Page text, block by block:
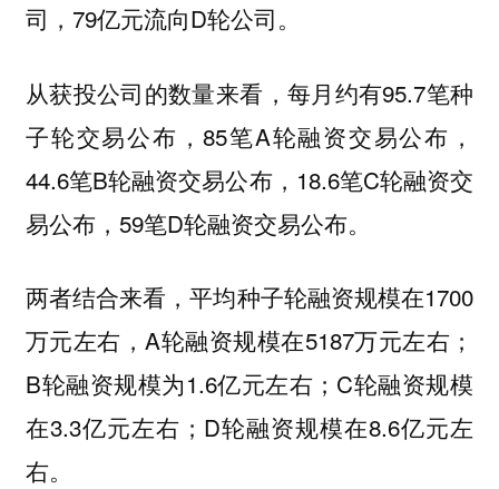
司，79亿元流向D轮公司。
从获投公司的数量来看，每月约有95.7笔种
子轮交易公布，85笔A轮融资交易公布，
44.6笔B轮融资交易公布，18.6笔C轮融资交
易公布，59笔D轮融资交易公布。
两者结合来看，平均种子轮融资规模在1700
万元左右，A轮融资规模在5187万元左右；
B轮融资规模为1.6亿元左右；C轮融资规模
在3.3亿元左右；D轮融资规模在8.6亿元左
右。